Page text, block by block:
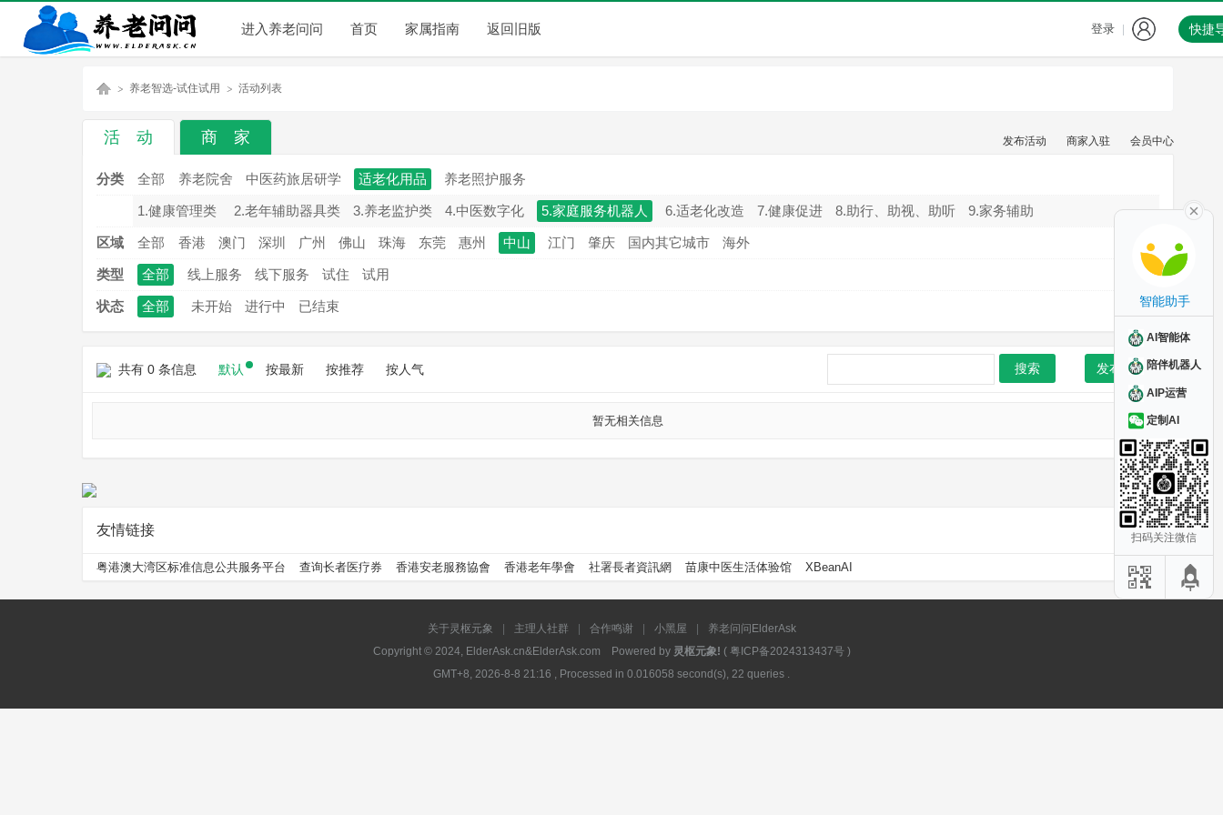
进入养老问问 首页 家属指南 返回旧版 快捷
登录
问
问
养老智选-试住试用 活动列表
活 动 商 家 发布活动 商家入驻 会员中心
分类 全部 养老院舍 中医药旅居研学 适老化用品 养老照护服务
1.健康管理类 2.老年辅助器具类 3.养老监护类 4.中医数字化 5.家庭服务机器人 6.适老化改造 7.健康促进 8.助行、助视、助听 9.家务辅助
区域 全部 香港 澳门 深圳 广州 佛山 珠海 东莞 惠州 中山 江门 肇庆 国内其它城市 海外
类型 全部 线上服务 线下服务 试住 试用
状态 全部 未开始 进行中 已结束
共有 0 条信息 默认 按最新 按推荐 按人气 搜索 发布活动
暂无相关信息
友情链接
粤港澳大湾区标准信息公共服务平台 查询长者医疗券 香港安老服務協會 香港老年學會 社署長者資訊網 苗康中医生活体验馆 XBeanAI
关于灵枢元象 主理人社群 合作鸣谢 小黑屋
养老问问ElderAsk
Copyright © 2024, ElderAsk.cn&ElderAsk.com Powered by 灵枢元象! ( 粤ICP备2024313437号)
GMT+8, 2026-8-8 21:16 , Processed in 0.016058 second(s), 22 queries .
智能助手
AI智能体
陪伴机器人
AIP运营
定制AI
扫码关注微信